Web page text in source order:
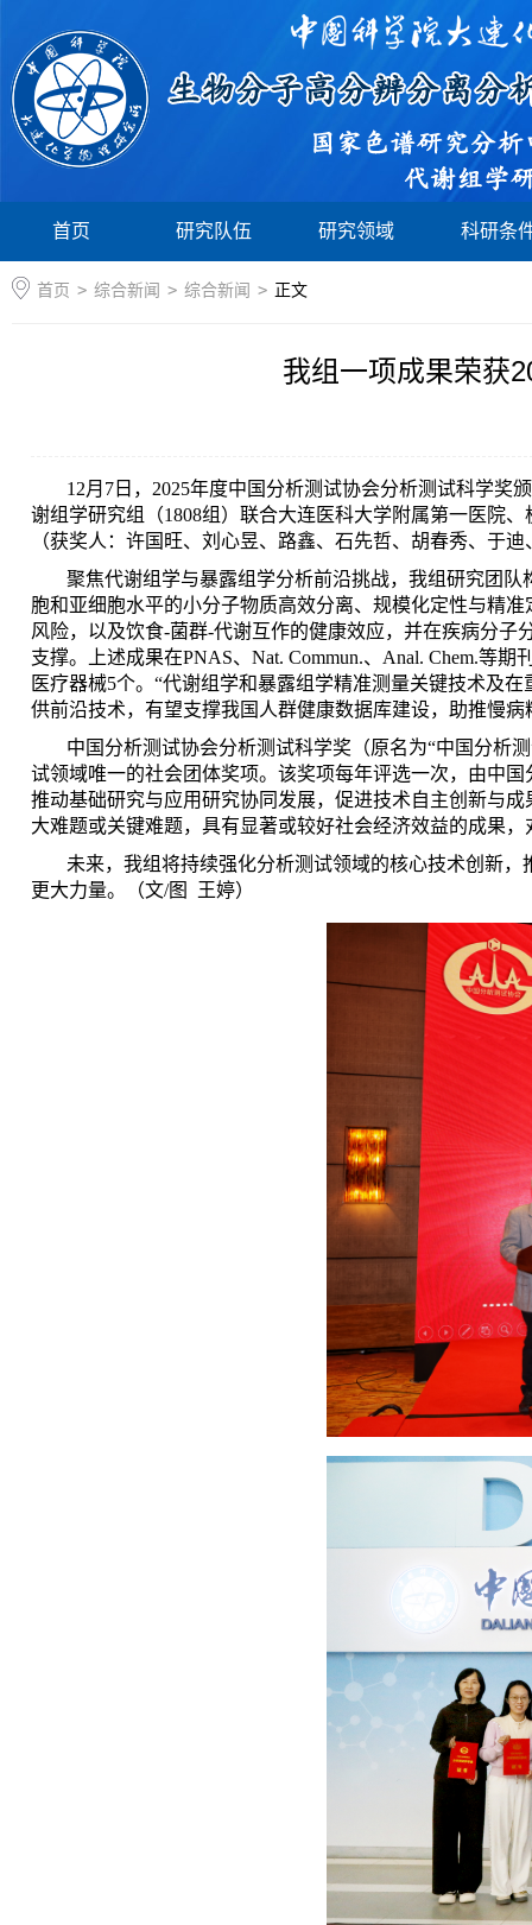
首页 研究队伍 研究领域 科研条
首页 > 综合新闻 > 综合新闻 > 正文
我组一项成果荣获
12月 7 日， 2025年度中国分析测试协会分析测试科学奖
谢组学研究组（1808组）联合大连医科大学附属第一医院
（获奖人：许国旺、刘心昱、路鑫、石先哲、胡春秀、于
聚焦代谢组学与暴露组学分析前沿挑战， 我组研究团队
胞和亚细胞水平的小分子物质高效分离、规模化定性与精
风险，以及饮食-菌群-代谢互作的健康效应，并在疾病分子
支撑。上述成果在PNAS、 Nat. Commun.、 Anal. Chem.等期
医疗器械5个。“代谢组学和暴露组学精准测量关键技术及
供前沿技术，有望支撑我国人群健康数据库建设，助推慢
中国分析测试协会分析测试科学奖（原名为“中国分析
试领域唯一的社会团体奖项。该奖项每年评选一次，由中
推动基础研究与应用研究协同发展，促进技术自主创新与
大难题或关键难题，具有显著或较好社会经济效益的成果
未来，我组将持续强化分析测试领域的核心技术创新
更大力量。（文/图 王婷）